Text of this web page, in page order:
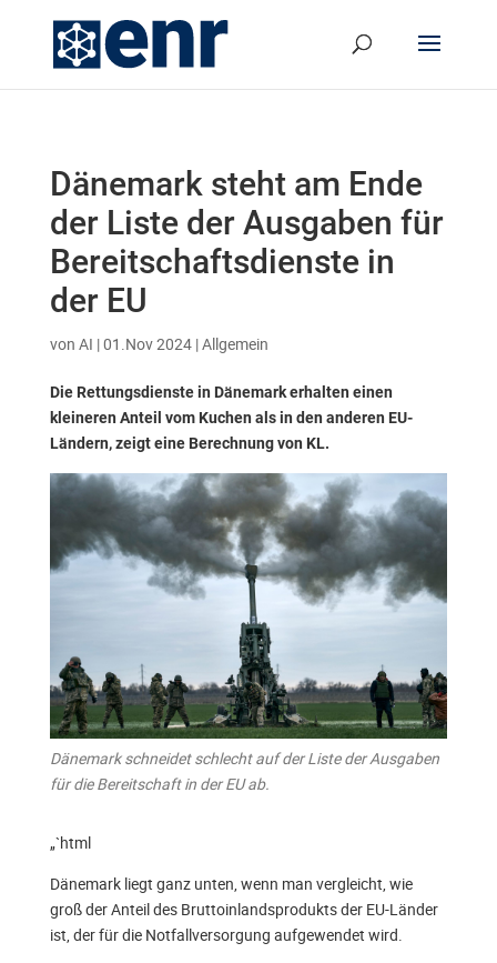
Dänemark steht am Ende
der Liste der Ausgaben für
Bereitschaftsdienste in
der EU
von AI |01.Nov 2024| Allgemein
Die Rettungsdienste in Dänemark erhalten einen
kleineren Anteil vom Kuchen als in den anderen EU-
Ländern, zeigt eine Berechnung von KL.
Dänemark schneidet schlecht auf der Liste der Ausgaben
für die Bereitschaft in der EU ab.
„`html
Dänemark liegt ganz unten, wenn man vergleicht, wie
groß der Anteil des Bruttoinlandsprodukts der EU-Länder
ist, der für die Notfallversorgung aufgewendet wird.